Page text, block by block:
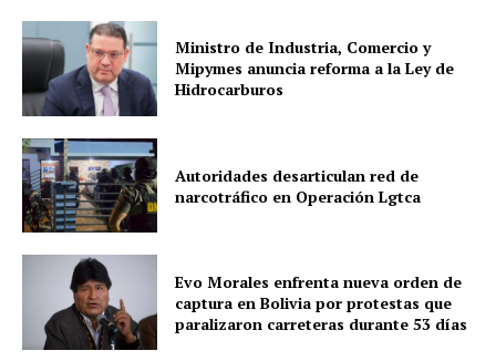
Ministro de Industria, Comercio y
Mipymes anuncia reforma a la Ley de
Hidrocarburos
Autoridades desarticulan red de
narcotráfico en Operación Lgtca
Evo Morales enfrenta nueva orden de
captura en Bolivia por protestas que
paralizaron carreteras durante 53 días